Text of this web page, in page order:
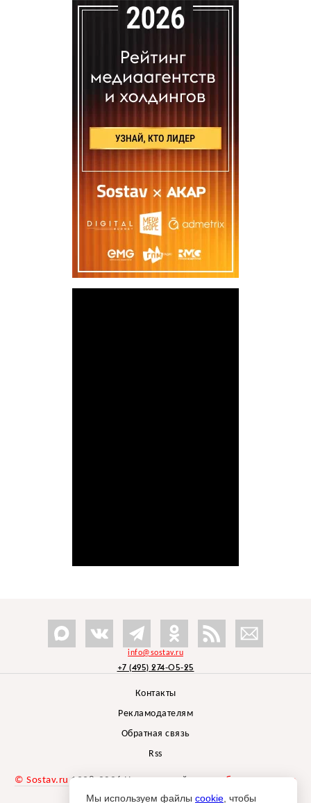
info@sostav.ru
+7 (495) 274-05-25
Контакты
Рекламодателям
Обратная связь
Rss
© Sostav.ru 1998-2026 Независимый проектбрендингового
агентства Depot
Мы используем файлы cookie , чтобы